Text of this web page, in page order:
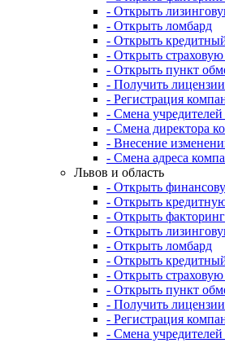
- Открыть
- Открыть ломбард
- Открыть
- Открыть
- Открыть пункт
- Получить
- Регистрация
- Смена
- Смена директора
- Внесение
- Смена адреса
Львов и область
- Открыть
- Открыть
- Открыть
- Открыть
- Открыть ломбард
- Открыть
- Открыть
- Открыть пункт
- Получить
- Регистрация
- Смена